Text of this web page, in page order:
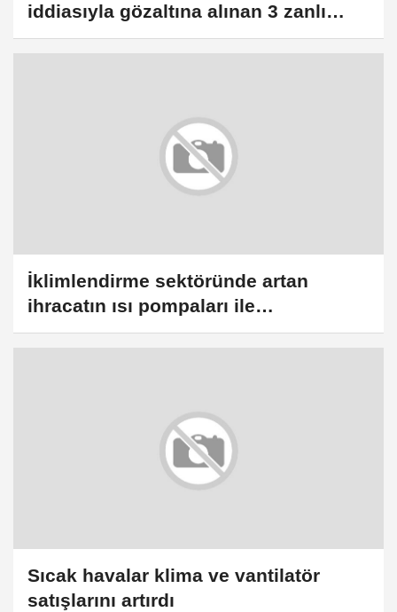
iddiasıyla gözaltına alınan 3 zanlı
tutuklandı
İklimlendirme sektöründe artan
ihracatın ısı pompaları ile
desteklenmesi bekleniyor
Sıcak havalar klima ve vantilatör
satışlarını artırdı